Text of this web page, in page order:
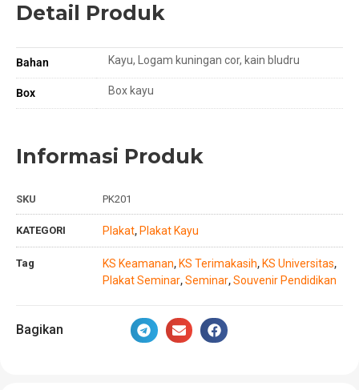
Detail Produk
Bahan Kayu, Logam kuningan cor, kain bludru
Box Box kayu
Informasi Produk
SKU PK201
KATEGORI Plakat, Plakat Kayu
Tag KS Keamanan, KS Terimakasih, KS Universitas,
Plakat Seminar, Seminar, Souvenir Pendidikan
Bagikan